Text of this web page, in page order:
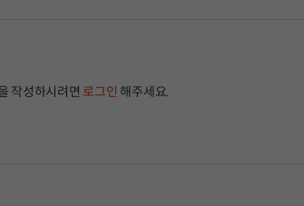
작성하시려면 로그인 해주세요.